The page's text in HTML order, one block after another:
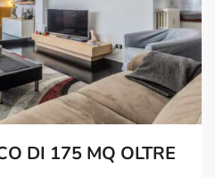
DI 175 MQ OLTRE